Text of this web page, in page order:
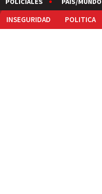
INSEGURIDAD POLITICA